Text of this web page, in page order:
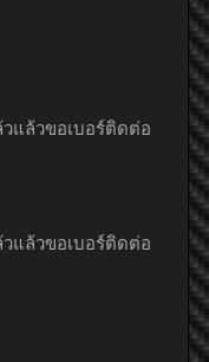
แล้วขอเบอร์ติดต่อ
แล้วขอเบอร์ติดต่อ